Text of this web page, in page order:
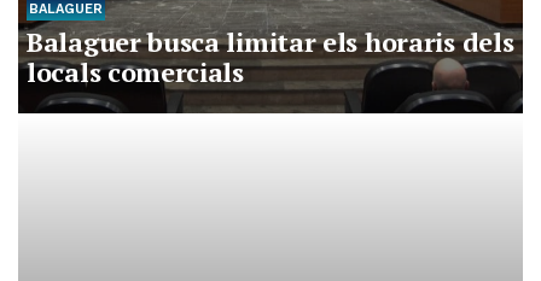
BALAGUER
Balaguer busca limitar els horaris dels
locals comercials